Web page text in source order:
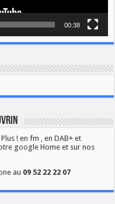
00:38
! en fm , en DAB+ et
google Home et sur nos
au 09 52 22 22 07